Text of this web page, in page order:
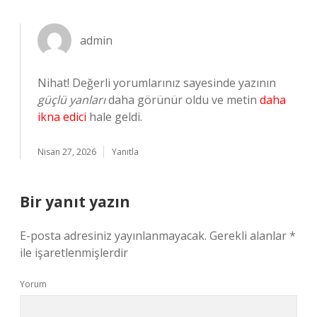
admin
Nihat! Değerli yorumlarınız sayesinde yazının
güçlü yanlarıdaha görünür oldu ve metin daha
ikna edici hale geldi.
Nisan 27, 2026 Yanıtla
Bir yanıt yazın
E-posta adresiniz yayınlanmayacak. Gerekli alanlar*
ile işaretlenmişlerdir
Yorum